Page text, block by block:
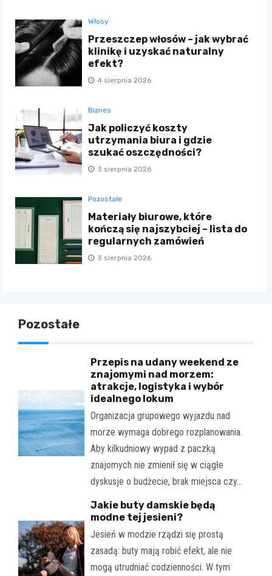
Włosy
Przeszczep włosów – jak wybrać
klinikę i uzyskać naturalny
efekt?
4 sierpnia 2026
Biznes
Jak policzyć koszty
utrzymania biura i gdzie
szukać oszczędności?
3 sierpnia 2026
Pozostałe
Materiały biurowe, które
kończą się najszybciej – lista do
regularnych zamówień
3 sierpnia 2026
Pozostałe
Przepis na udany weekend ze
znajomymi nad morzem:
atrakcje, logistyka i wybór
idealnego lokum
Organizacja grupowego wyjazdu nad
morze wymaga dobrego rozplanowania.
Aby kilkudniowy wypad z paczką
znajomych nie zmienił się w ciągłe
dyskusje o budżecie, brak miejsca czy…
Jakie buty damskie będą
modne tej jesieni?
Jesień w modzie rządzi się prostą
zasadą: buty mają robić efekt, ale nie
mogą utrudniać codzienności. W tym